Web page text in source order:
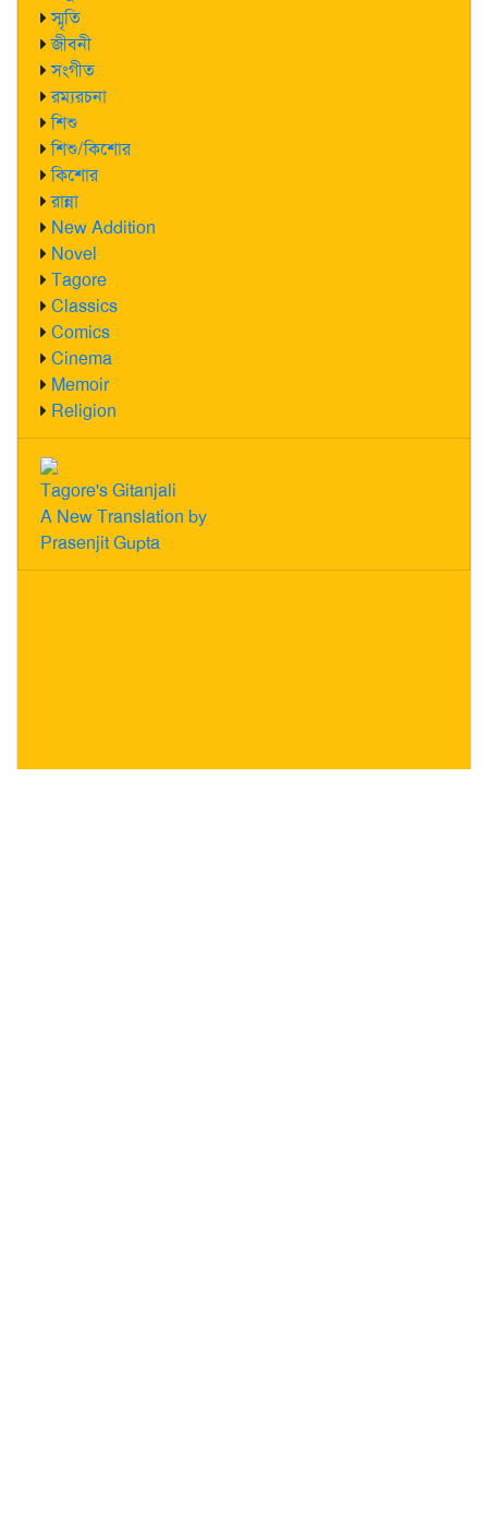
স্মৃতি
জীবনী
সংগীত
রম্যরচনা
শিশু
শিশু/কিশোর
কিশোর
রান্না
New Addition
Novel
Tagore
Classics
Comics
Cinema
Memoir
Religion
Tagore's Gitanjali
A New Translation by
Prasenjit Gupta